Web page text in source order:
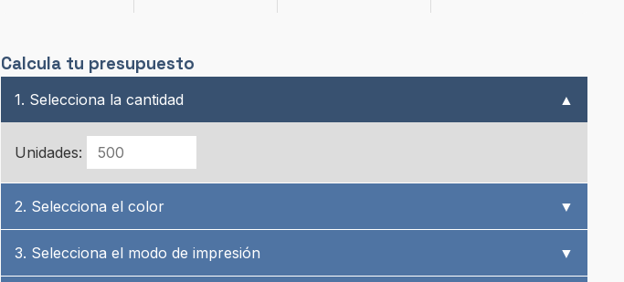
Calcula tu presupuesto
1. Selecciona la cantidad ▲
Unidades:
2. Selecciona el color ▼
3. Selecciona el modo de impresión ▼